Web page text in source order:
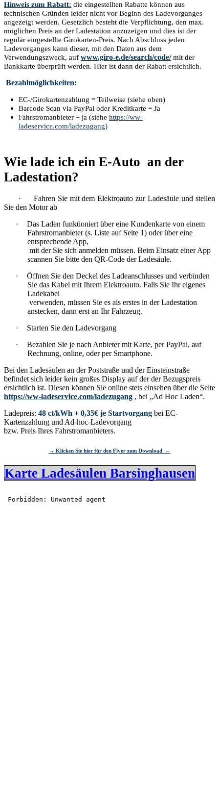
Hinweis zum Rabatt: die eingestellten Rabatte können aus
technischen Gründen leider nicht vor Beginn des Ladevorganges
angezeigt werden. Gesetzlich besteht die Verpflichtung, den max.
möglichen Preis an der Ladestation anzuzeigen und dies ist der
regulär eingestellte Girokarten-Preis. Nach Abschluss jeden
Ladevorganges kann dieser, mit den Daten aus dem
Verwendungszweck, auf www.giro-e.de/search/code/ mit der
Bankkarte überprüft werden. Hier ist dann der Rabatt ersichtlich.
Bezahlmöglichkeiten:
EC-/Girokartenzahlung = Teilweise (siehe oben)
Barcode Scan via PayPal oder Kreditkarte = Ja
Fahrstromanbieter = ja (siehe https://ww-
ladeservice.com/ladezugang)
Wie lade ich ein E-Auto an der
Ladestation?
·
Fahren Sie mit dem Elektroauto zur Ladesäule und stellen
Sie den Motor ab
·
Das Laden funktioniert über eine Kundenkarte von einem
Fahrstromanbieter (s. Liste auf Seite 1) oder über eine
entsprechende App,
mit der Sie sich anmelden müssen. Beim Einsatz einer App
scannen Sie bitte den QR-Code der Ladesäule.
·
Öffnen Sie den Deckel des Ladeanschlusses und verbinden
Sie das Kabel mit Ihrem Elektroauto. Falls Sie Ihr eigenes
Ladekabel
verwenden, müssen Sie es als erstes in der Ladestation
anstecken, dann erst an Ihr Fahrzeug.
·
Starten Sie den Ladevorgang
·
Bezahlen Sie je nach Anbieter mit Karte, per PayPal, auf
Rechnung, online, oder per Smartphone.
Bei den Ladesäulen an der Poststraße und der Einsteinstraße
befindet sich leider kein großes Display auf der der Bezugspreis
ersichtlich ist. Diesen können Sie online stets einsehen über die Seite
https://ww-ladeservice.com/ladezugang , bei „Ad Hoc Laden“.
Ladepreis: 48 ct/kWh + 0,35€ je Startvorgang bei EC-
Kartenzahlung und Ad-hoc-Ladevorgang
bzw. Preis Ihres Fahrstromanbieters.
→ Klicken Sie hier für den Flyer zum Download ←
Karte Ladesäulen Barsinghausen